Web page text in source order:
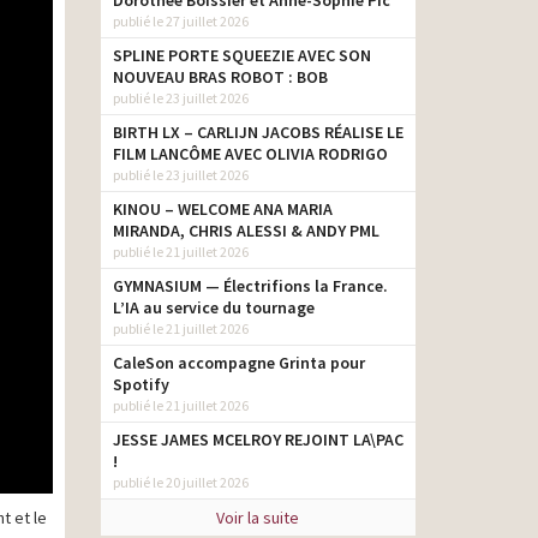
et le
publié le 27 juillet 2026
SPLINE PORTE SQUEEZIE AVEC SON
NOUVEAU BRAS ROBOT : BOB
publié le 23 juillet 2026
BIRTH LX – CARLIJN JACOBS RÉALISE LE
FILM LANCÔME AVEC OLIVIA RODRIGO
publié le 23 juillet 2026
KINOU – WELCOME ANA MARIA
MIRANDA, CHRIS ALESSI & ANDY PML
publié le 21 juillet 2026
GYMNASIUM — Électrifions la France.
L’IA au service du tournage
publié le 21 juillet 2026
CaleSon accompagne Grinta pour
Spotify
publié le 21 juillet 2026
JESSE JAMES MCELROY REJOINT LA\PAC
!
publié le 20 juillet 2026
Voir la suite